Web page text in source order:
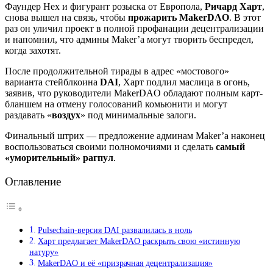
Фаундер Hex и фигурант розыска от Европола, Ричард Харт,
снова вышел на связь, чтобы прожарить MakerDAO. В этот
раз он уличил проект в полной профанации децентрализации
и напомнил, что админы Maker’а могут творить беспредел,
когда захотят.
После продолжительной тирады в адрес «мостового»
варианта стейблкоина DAI, Харт подлил маслица в огонь,
заявив, что руководители MakerDAO обладают полным карт-
бланшем на отмену голосований комьюнити и могут
раздавать «воздух» под минимальные залоги.
Финальный штрих — предложение админам Maker’а наконец
воспользоваться своими полномочиями и сделать самый
«уморительный» рагпул.
Оглавление
Pulsechain-версия DAI развалилась в ноль
Харт предлагает MakerDAO раскрыть свою «истинную
натуру»
MakerDAO и её «призрачная децентрализация»